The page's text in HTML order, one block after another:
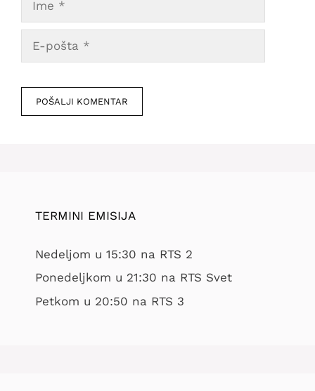
pošta
mesto
TERMINI EMISIJA
Nedeljom u 15:30 na RTS 2
Ponedeljkom u 21:30 na RTS Svet
Petkom u 20:50 na RTS 3